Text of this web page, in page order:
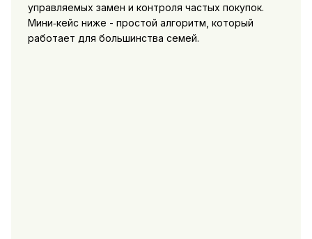
управляемых замен и контроля частых покупок.
Мини‑кейс ниже - простой алгоритм, который
работает для большинства семей.